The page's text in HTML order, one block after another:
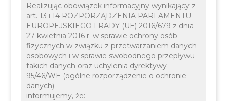
Kultura
Realizując obowiązek informacyjny wynikający z
art. 13 i 14 ROZPORZĄDZENIA PARLAMENTU
EUROPEJSKIEGO I RADY (UE) 2016/679 z dnia
27 kwietnia 2016 r. w sprawie ochrony osób
fizycznych w związku z przetwarzaniem danych
osobowych i w sprawie swobodnego przepływu
takich danych oraz uchylenia dyrektywy
95/46/WE (ogólne rozporządzenie o ochronie
danych)
informujemy, że: